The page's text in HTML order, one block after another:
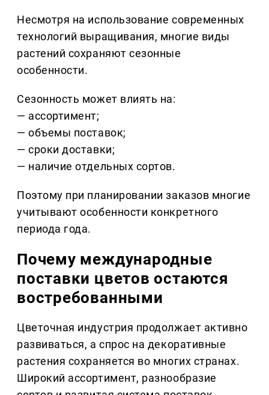
Несмотря на использование современных
технологий выращивания, многие виды
растений сохраняют сезонные
особенности.
Сезонность может влиять на:
— ассортимент;
— объемы поставок;
— сроки доставки;
— наличие отдельных сортов.
Поэтому при планировании заказов многие
учитывают особенности конкретного
периода года.
Почему международные
поставки цветов остаются
востребованными
Цветочная индустрия продолжает активно
развиваться, а спрос на декоративные
растения сохраняется во многих странах.
Широкий ассортимент, разнообразие